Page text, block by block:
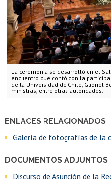
La ceremonia se desarrolló en el
encuentro que contó con la
de la Universidad de Chile, Gabriel
ministras, entre otras autoridades.
ENLACES RELACIONADOS
Galería de fotografías de la
DOCUMENTOS ADJUNTOS
Discurso de Asunción de la